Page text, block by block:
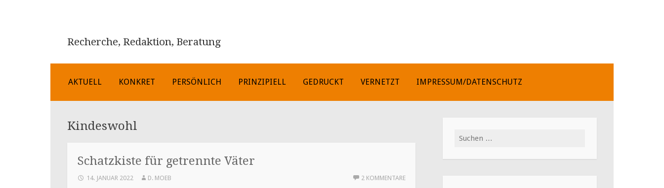
Recherche, Redaktion, Beratung
ZUM
SPRINGEN
AKTUELL KONKRET PERSÖNLICH PRINZIPIELL GEDRUCKT VERNETZT IMPRESSUM/DATENSCHUTZ
Kindeswohl
Schatzkiste für getrennte Väter
14. JANUAR 2022 D. MOEB 2 KOMMENTARE
Suchen